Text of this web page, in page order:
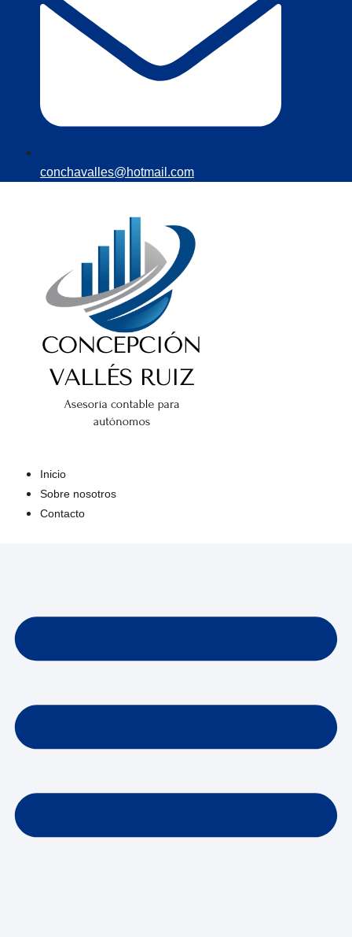
conchavalles@hotmail.com
Inicio
Sobre nosotros
Contacto